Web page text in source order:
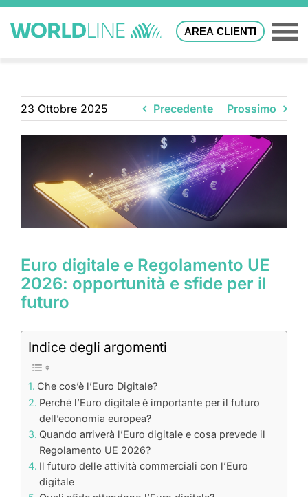
AREA CLIENTI
23 Ottobre 2025 Precedente Prossimo
Euro digitale e Regolamento UE
2026: opportunità e sfide per il
futuro
Indice degli argomenti
Che cos’è l’Euro Digitale?
Perché l’Euro digitale è importante per il futuro
dell’economia europea?
Quando arriverà l’Euro digitale e cosa prevede il
Regolamento UE 2026?
Il futuro delle attività commerciali con l’Euro
digitale